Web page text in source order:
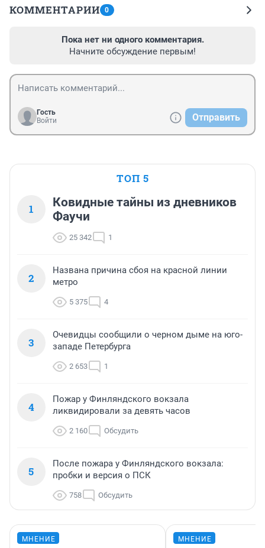
КОММЕНТАРИИ 0
Пока нет ни одного комментария.
Начните обсуждение первым!
Гость
Войти
Отправить
ТОП 5
1
Ковидные тайны из дневников
Фаучи
25 342 1
2
Названа причина сбоя на красной линии
метро
5 375 4
3
Очевидцы сообщили о черном дыме на юго-
западе Петербурга
2 653 1
4
Пожар у Финляндского вокзала
ликвидировали за девять часов
2 160 Обсудить
5
После пожара у Финляндского вокзала:
пробки и версия о ПСК
758 Обсудить
МНЕНИЕ МНЕНИЕ